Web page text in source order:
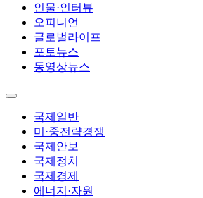
인물·인터뷰
오피니언
글로벌라이프
포토뉴스
동영상뉴스
국제일반
미·중전략경쟁
국제안보
국제정치
국제경제
에너지·자원